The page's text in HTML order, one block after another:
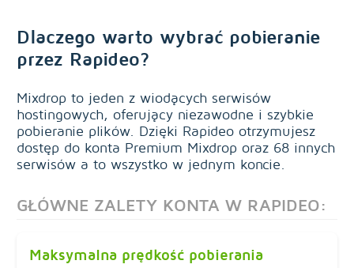
Dlaczego warto wybrać pobieranie
przez Rapideo?
Mixdrop to jeden z wiodących serwisów
hostingowych, oferujący niezawodne i szybkie
pobieranie plików. Dzięki Rapideo otrzymujesz
dostęp do konta Premium Mixdrop oraz 68 innych
serwisów a to wszystko w jednym koncie.
GŁÓWNE ZALETY KONTA W RAPIDEO:
Maksymalna prędkość pobierania